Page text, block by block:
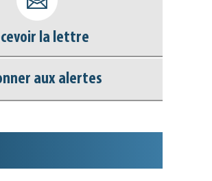
documentaire
Scoop.it
à projets
la lettre
aux alertes